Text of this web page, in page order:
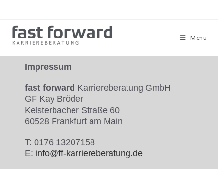
Menü
Impressum
fast forward Karriereberatung GmbH
GF Kay Bröder
Kelsterbacher Straße 60
60528 Frankfurt am Main
T: 0176 13207158
E: info@ff-karriereberatung.de